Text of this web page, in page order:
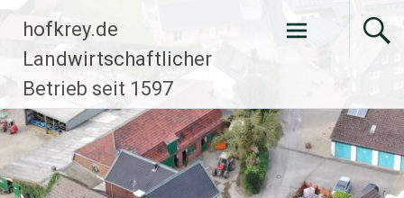
Zum
Inhalt
springen
hofkrey.de
Landwirtschaftlicher
Betrieb seit 1597